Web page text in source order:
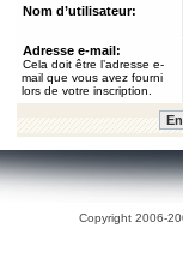
Nom d’utilisateur:
Adresse e-mail:
Cela doit être l’adresse e-
mail que vous avez fourni
lors de votre inscription.
Copyright 2006-